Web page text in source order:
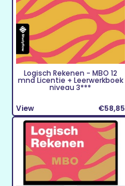
Logisch Rekenen - MBO 12
mnd Licentie + Leerwerkboek
niveau 3***
View €58,85